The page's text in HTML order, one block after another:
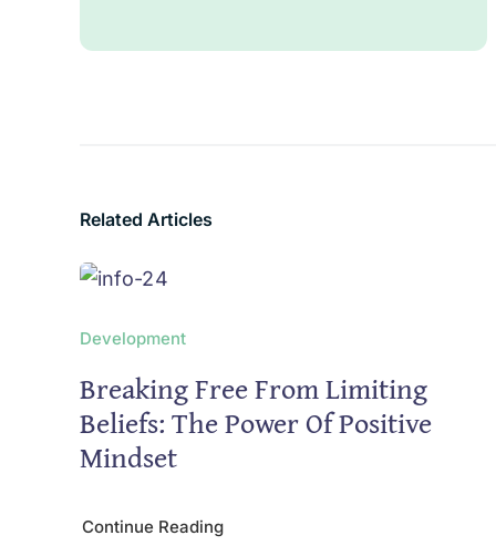
Related Articles
Development
Breaking Free From Limiting
Beliefs: The Power Of Positive
Mindset
Continue Reading